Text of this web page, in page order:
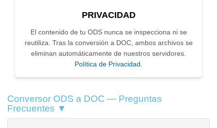
PRIVACIDAD
El contenido de tu ODS nunca se inspecciona ni se
reutiliza. Tras la conversión a DOC, ambos archivos se
eliminan automáticamente de nuestros servidores.
Política de Privacidad.
Conversor ODS a DOC — Preguntas
Frecuentes ▼